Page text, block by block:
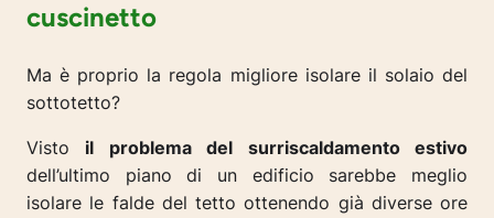
cuscinetto
Ma è proprio la regola migliore isolare il solaio del
sottotetto?
Visto il problema del surriscaldamento estivo
dell’ultimo piano di un edificio sarebbe meglio
isolare le falde del tetto ottenendo già diverse ore